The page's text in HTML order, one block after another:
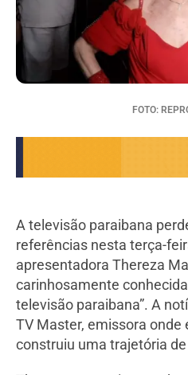
FOTO:
A televisão paraibana
referências nesta terça-
apresentadora Thereza
carinhosamente
televisão paraibana”. A
TV Master, emissora onde
construiu uma trajetória